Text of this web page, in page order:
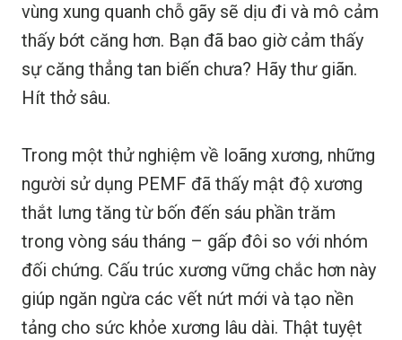
vùng xung quanh chỗ gãy sẽ dịu đi và mô cảm
thấy bớt căng hơn. Bạn đã bao giờ cảm thấy
sự căng thẳng tan biến chưa? Hãy thư giãn.
Hít thở sâu.
Trong một thử nghiệm về loãng xương, những
người sử dụng PEMF đã thấy mật độ xương
thắt lưng tăng từ bốn đến sáu phần trăm
trong vòng sáu tháng – gấp đôi so với nhóm
đối chứng. Cấu trúc xương vững chắc hơn này
giúp ngăn ngừa các vết nứt mới và tạo nền
tảng cho sức khỏe xương lâu dài. Thật tuyệt